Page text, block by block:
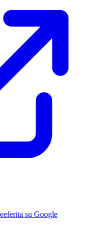
su Google